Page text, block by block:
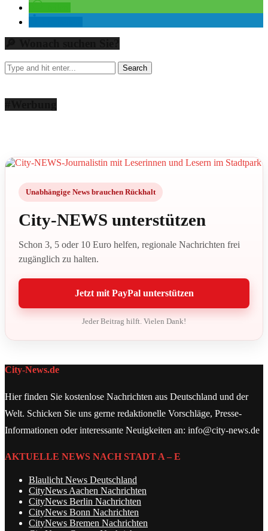
Unabhängige News brauchen Rückhalt
City-NEWS unterstützen
Schon 3, 5 oder 10 Euro helfen, regionale Nachrichten frei
zugänglich zu halten.
Jetzt mit PayPal unterstützen
Jeder Beitrag hilft. Vielen Dank!
City-News.de
Hier finden Sie kostenlose Nachrichten aus Deutschland und der
Welt. Schicken Sie uns gerne redaktionelle Vorschläge, Presse-
Informationen oder interessante Neuigkeiten an: info@city-news.de
AKTUELLE NEWS NACH STADT A – E
Blaulicht News Deutschland
CityNews Aachen Nachrichten
CityNews Berlin Nachrichten
CityNews Bonn Nachrichten
CityNews Bremen Nachrichten